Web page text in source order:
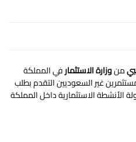
منوزارة الاستثمارفي المملكة
غير السعوديين التقدم بطلب
الأنشطة الاستثمارية داخل المملكة